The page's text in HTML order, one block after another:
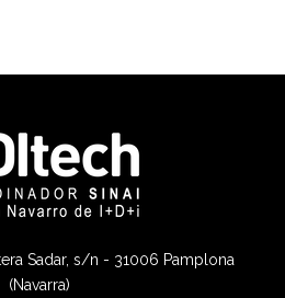
Sadar, s/n - 31006 Pamplona
(Navarra)